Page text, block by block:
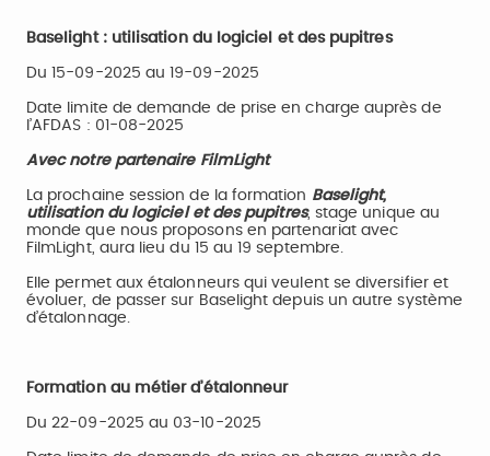
Baselight : utilisation du logiciel et des pupitres
Du 15-09-2025 au 19-09-2025
Date limite de demande de prise en charge auprès de
l’AFDAS : 01-08-2025
Avec notre partenaire FilmLight
La prochaine session de la formation Baselight,
utilisation du logiciel et des pupitres, stage unique au
monde que nous proposons en partenariat avec
FilmLight, aura lieu du 15 au 19 septembre.
Elle permet aux étalonneurs qui veulent se diversifier et
évoluer, de passer sur Baselight depuis un autre système
d’étalonnage.
Formation au métier d’étalonneur
Du 22-09-2025 au 03-10-2025